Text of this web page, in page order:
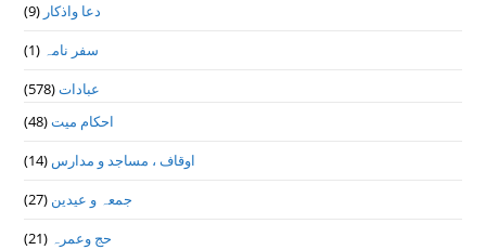
دعا واذكار (9)
سفر نامہ (1)
عبادات(578)
احکام میت(48)
اوقاف ، مساجد و مدارس (14)
جمعہ و عیدین (27)
حج وعمرہ (21)